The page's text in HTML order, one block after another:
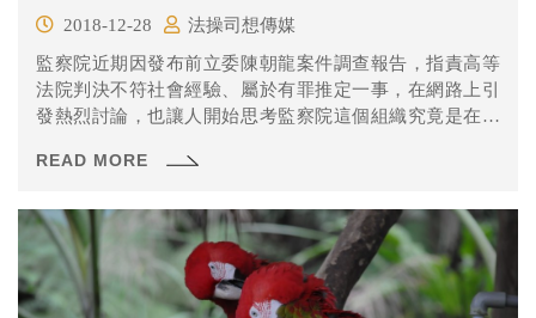
2018-12-28
法操司想傳媒
監察院近期因發布前立委陳朝龍案件調查報告，指責高等
法院判決不符社會經驗、屬於有罪推定一事，在網路上引
發熱烈討論，也讓人開始思考監察院這個組織究竟是在做
我們來談談究竟監察院在憲法上的地位吧！
READ MORE